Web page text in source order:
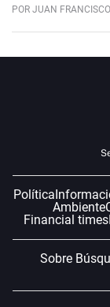
POR JUAN
Política
Ambiente
Financial times
Sobre